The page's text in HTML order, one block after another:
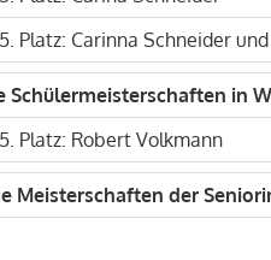
5. Platz: Carinna Schneider
Schülermeisterschaften in
5. Platz: Robert Volkmann
Meisterschaften der